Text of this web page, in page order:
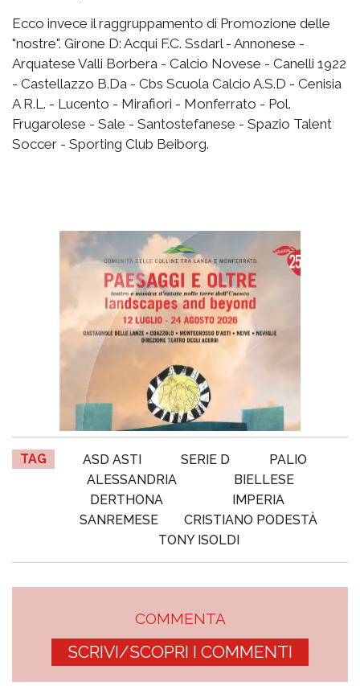
Ecco invece il raggruppamento di Promozione delle
"nostre". Girone D: Acqui F.C. Ssdarl - Annonese -
Arquatese Valli Borbera - Calcio Novese - Canelli 1922
- Castellazzo B.Da - Cbs Scuola Calcio A.S.D - Cenisia
A R.L. - Lucento - Mirafiori - Monferrato - Pol.
Frugarolese - Sale - Santostefanese - Spazio Talent
Soccer - Sporting Club Beiborg.
TAG ASD ASTI SERIE D
PALIO
ALESSANDRIA
BIELLESE
DERTHONA
IMPERIA
SANREMESE
CRISTIANO PODESTÀ
TONY ISOLDI
COMMENTA
SCRIVI/SCOPRI I COMMENTI